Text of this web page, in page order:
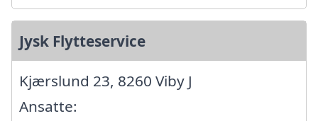
Jysk Flytteservice
Kjærslund 23, 8260 Viby J
Ansatte: